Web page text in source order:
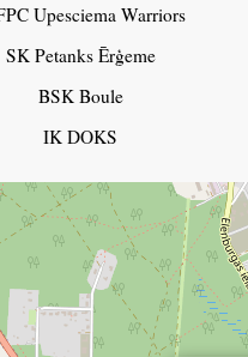
Upesciema Warriors
SK Petanks Ērģeme
BSK Boule
IK DOKS